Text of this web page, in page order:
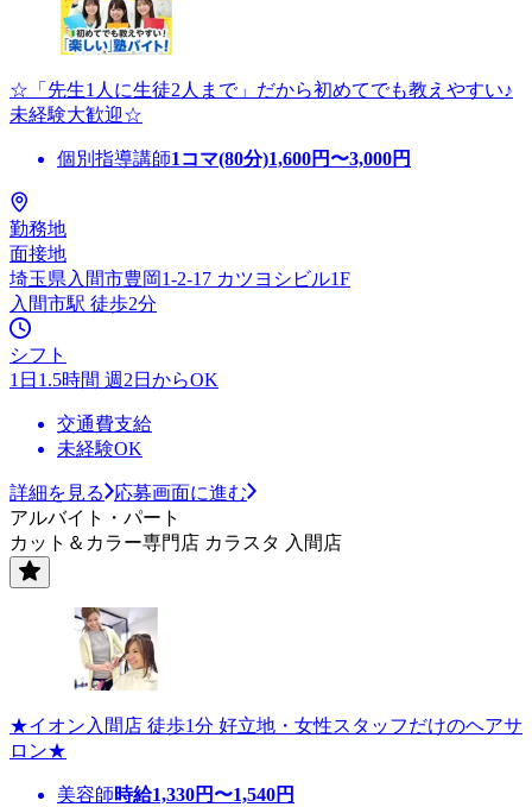
☆「先生1人に生徒2人まで」だから初めてでも教えやすい♪
未経験大歓迎☆
個別指導講師1コマ(80分)1,600円〜3,000円
勤務地
面接地
埼玉県入間市豊岡1-2-17 カツヨシビル1F
入間市駅 徒歩2分
シフト
1日1.5時間 週2日からOK
交通費支給
未経験OK
詳細を見る
応募画面に進む
アルバイト・パート
カット＆カラー専門店 カラスタ 入間店
★イオン入間店 徒歩1分 好立地・女性スタッフだけのヘアサ
ロン★
美容師時給1,330円〜1,540円